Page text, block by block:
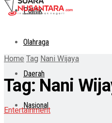
Politik
Olahraga
Daerah
Nasional
Home Tag Nani Wijaya
Tag: Nani
Entertainment